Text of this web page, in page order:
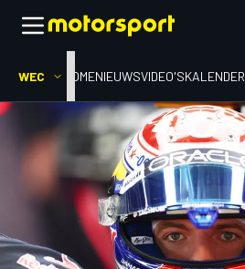
WEC HOMENIEUWSVIDEO'SKALENDER